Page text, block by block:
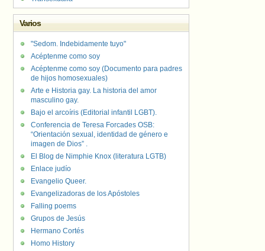
Varios
"Sedom. Indebidamente tuyo"
Acéptenme como soy
Acéptenme como soy (Documento para padres
de hijos homosexuales)
Arte e Historia gay. La historia del amor
masculino gay.
Bajo el arcoíris (Editorial infantil LGBT).
Conferencia de Teresa Forcades OSB:
“Orientación sexual, identidad de género e
imagen de Dios” .
El Blog de Nimphie Knox (literatura LGTB)
Enlace judío
Evangelio Queer.
Evangelizadoras de los Apóstoles
Falling poems
Grupos de Jesús
Hermano Cortés
Homo History